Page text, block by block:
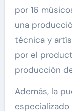
por 16
una
técnica y
por el
producción
Además, la